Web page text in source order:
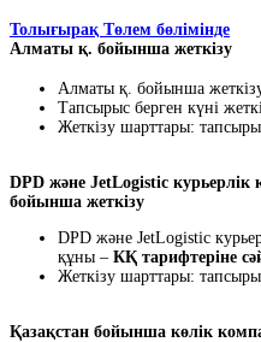
Толығырақ Төлем бөлімінде
Алматы қ. бойынша жеткізу
Алматы қ. бойынша
Тапсырыс берген күні
Жеткізу шарттары:
DPD және JetLogistic
бойынша жеткізу
DPD және JetLogistic
құны – КҚ тарифтеріне
Жеткізу шарттары:
Қазақстан бойынша көлік